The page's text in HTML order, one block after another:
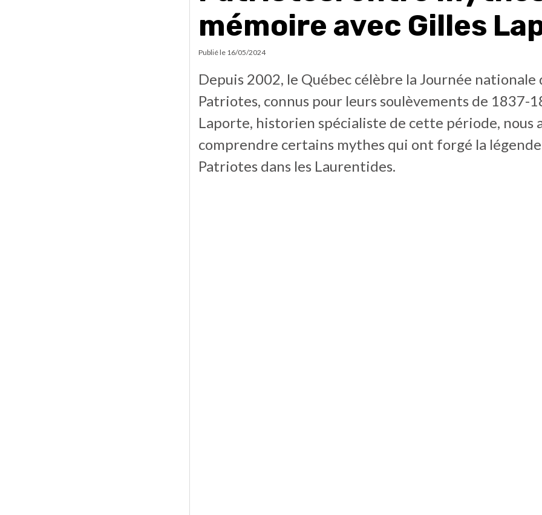
mémoire avec Gilles
Publié le 16/05/2024
Depuis 2002, le Québec célèbre la Journée nationale
Patriotes, connus pour leurs soulèvements de 1837-
Laporte, historien spécialiste de cette période, nous
comprendre certains mythes qui ont forgé la
Patriotes dans les Laurentides.